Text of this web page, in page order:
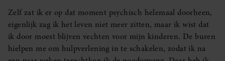
Zelf zat ik er op dat moment psychisch helemaal doorheen,
eigenlijk zag ik het leven niet meer zitten, maar ik wist dat
ik door moest blijven vechten voor mijn kinderen. De buren
hielpen me om hulpverlening in te schakelen, zodat ik na